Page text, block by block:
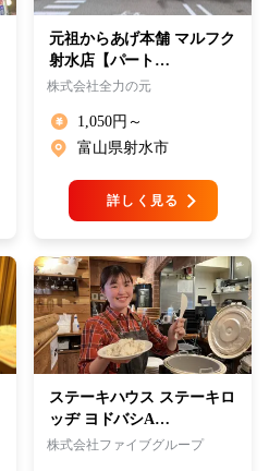
元祖からあげ本舗 マルフク
射水店【パート…
株式会社全力の元
1,050円～
富山県射水市
詳しく見る
ステーキハウス ステーキロ
ッヂ ヨドバシA…
株式会社ファイブグループ